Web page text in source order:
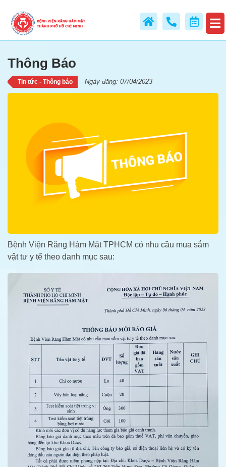
Thông Báo
Thông Báo
Tin tức - Thông báo Ngày đăng: 07/04/2023
Bệnh Viện Răng Hàm Mặt TPHCM có nhu cầu mua sắm
vật tư y tế theo danh mục sau: